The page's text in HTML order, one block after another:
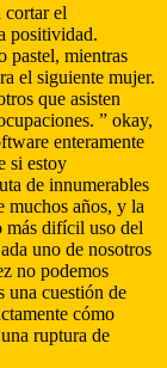
el
positividad.
pastel, mientras
el siguiente mujer.
que asisten
” okay,
enteramente
si estoy
de innumerables
muchos años, y la
más difícil uso del
uno de nosotros
no podemos
una cuestión de
cómo
ruptura de